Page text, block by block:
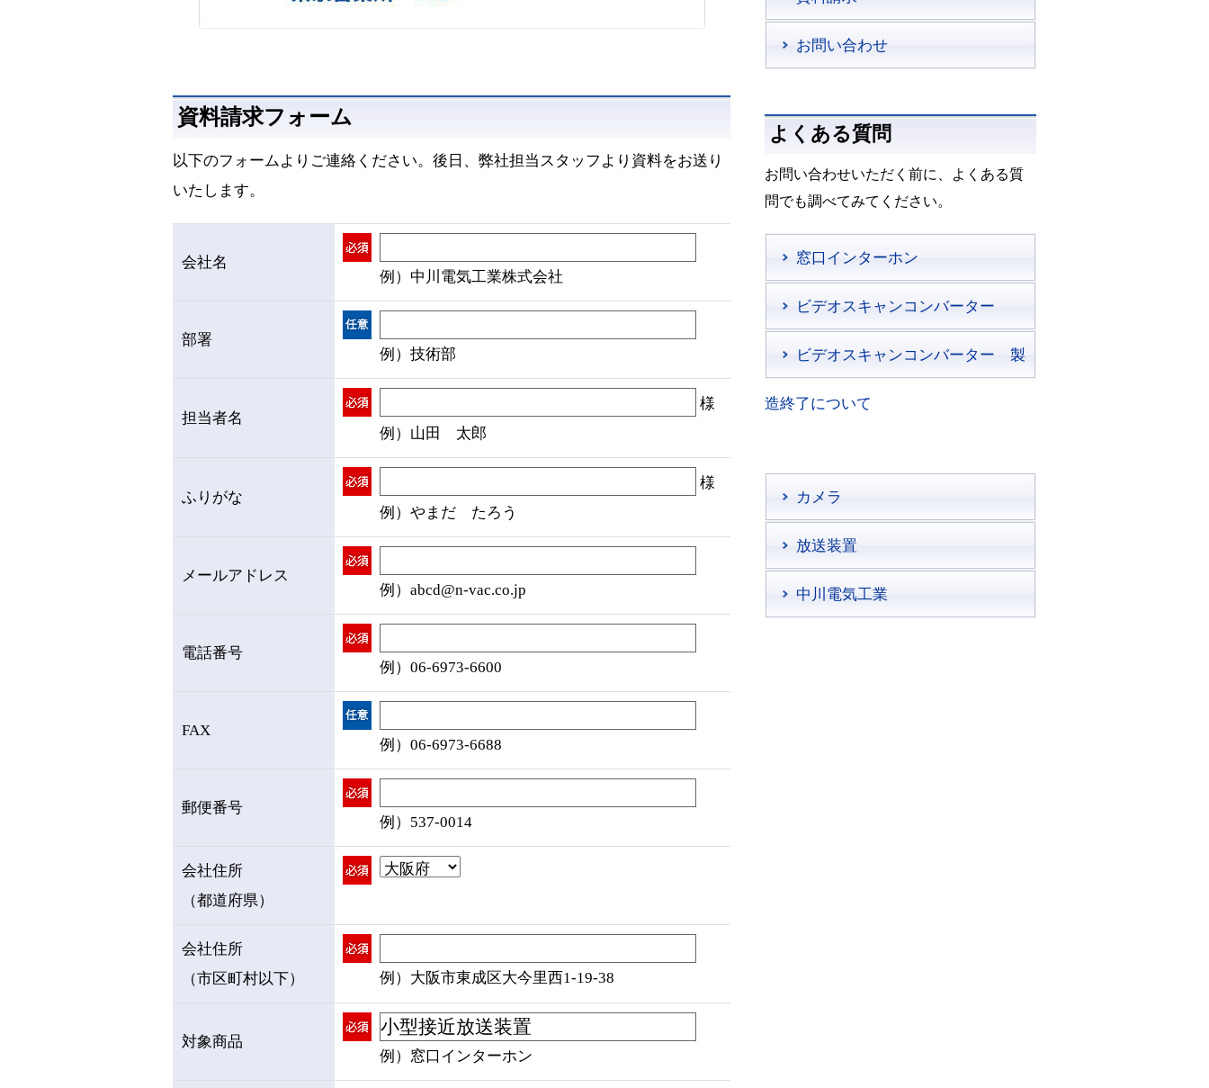
資料請求フォーム
以下のフォームよりご連絡ください。後日、弊社担当スタッフより資料をお送り
いたします。
会社名
例）中川電気工業株式会社
部署
例）技術部
担当者名
様
例）山田 太郎
ふりがな
様
例）やまだ たろう
メールアドレス
例）abcd@n-vac.co.jp
電話番号
例）06-6973-6600
FAX
例）06-6973-6688
郵便番号
例）537-0014
会社住所
（都道府県）
会社住所
（市区町村以下）
例）大阪市東成区大今里西1-19-38
対象商品
例）窓口インターホン
お問い合わせ
よくある質問
お問い合わせいただく前に、よくある質
問でも調べてみてください。
窓口インターホン
ビデオスキャンコンバーター
ビデオスキャンコンバーター 製
造終了について
カメラ
放送装置
中川電気工業